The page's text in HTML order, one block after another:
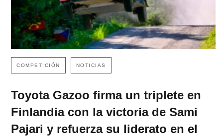
COMPETICIÓN NOTICIAS
Toyota Gazoo firma un triplete en
Finlandia con la victoria de Sami
Pajari y refuerza su liderato en el